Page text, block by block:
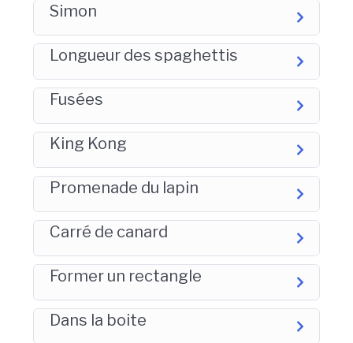
Simon
Longueur des spaghettis
Fusées
King Kong
Promenade du lapin
Carré de canard
Former un rectangle
Dans la boite